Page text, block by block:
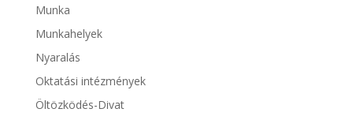
Munka
Munkahelyek
Nyaralás
Oktatási intézmények
Öltözködés-Divat